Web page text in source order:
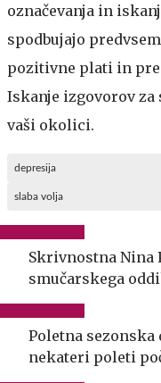
označevanja in
spodbujajo
pozitivne plati in
Iskanje izgovorov za
vaši okolici.
depresija
slaba volja
Skrivnostna Nina
smučarskega
Poletna sezonska
nekateri poleti